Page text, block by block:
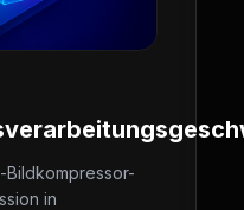
Bildkompressor-
in